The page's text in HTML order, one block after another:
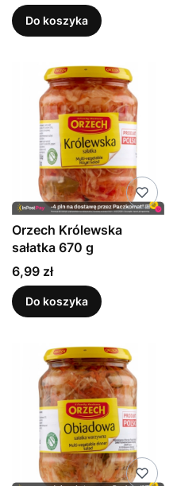
Do koszyka
Orzech Królewska
sałatka 670 g
Cena
6,99 zł
Do koszyka